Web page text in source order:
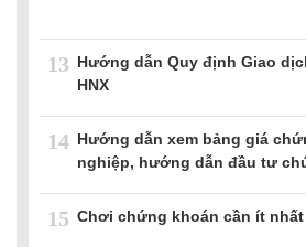
13 Hướng dẫn Quy định Giao
HNX
14 Hướng dẫn xem bảng giá
nghiệp, hướng dẫn đầu tư
15 Chơi chứng khoán cần ít